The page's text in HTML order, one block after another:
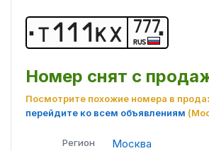
Т 1 1 1 К Х 777
RUS
Номер снят с
Посмотрите похожие номера в
перейдите ко всем объявлениям
Регион Москва